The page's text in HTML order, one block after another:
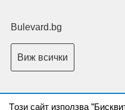
Tози сайт използва
Bulevard.bg
Виж всички